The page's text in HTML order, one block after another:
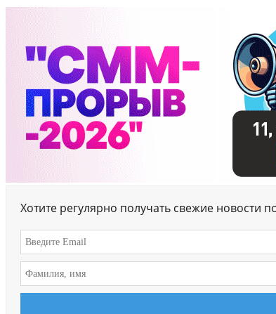
Хотите регулярно получать свежие новости